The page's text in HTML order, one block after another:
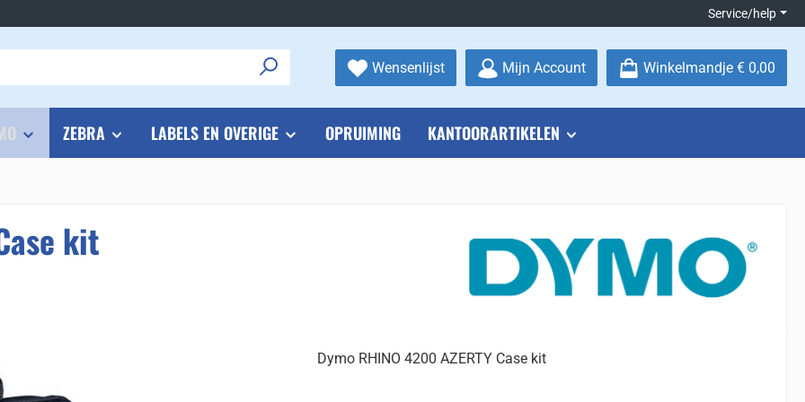
Service/help
WensenlijstJe hebt 0 items op je verlanglijstje
Mijn Account Winkelmandje € 0,00
ZEBRA LABELS EN OVERIGE OPRUIMING KANTOORARTIKELEN
kit
Dymo RHINO 4200 AZERTY Case kit